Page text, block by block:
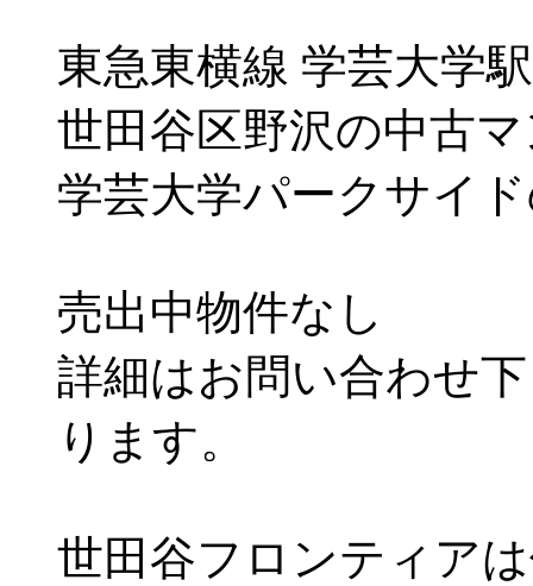
東急東横線 学芸大学
世田谷区野沢の中古
学芸大学パークサイ
売出中物件なし
詳細はお問い合わせ
ります。
世田谷フロンティア